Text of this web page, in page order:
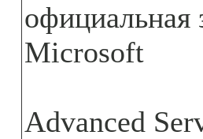
официальная
Microsoft
Advanced